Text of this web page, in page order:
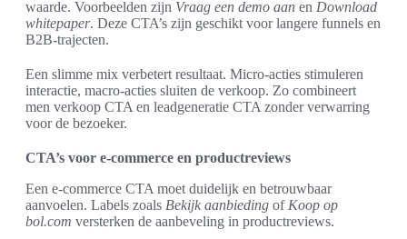
waarde. Voorbeelden zijn Vraag een demo aan en Download
whitepaper. Deze CTA’s zijn geschikt voor langere funnels en
B2B-trajecten.
Een slimme mix verbetert resultaat. Micro-acties stimuleren
interactie, macro-acties sluiten de verkoop. Zo combineert
men verkoop CTA en leadgeneratie CTA zonder verwarring
voor de bezoeker.
CTA’s voor e-commerce en productreviews
Een e-commerce CTA moet duidelijk en betrouwbaar
aanvoelen. Labels zoals Bekijk aanbieding of Koop op
bol.com versterken de aanbeveling in productreviews.